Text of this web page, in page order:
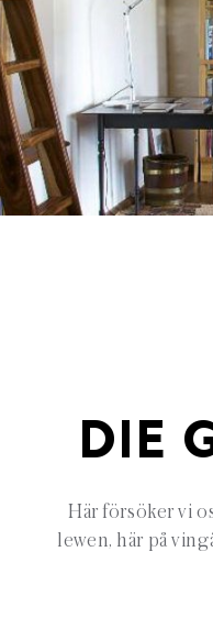
DIE
Här försöker vi
lewen, här på